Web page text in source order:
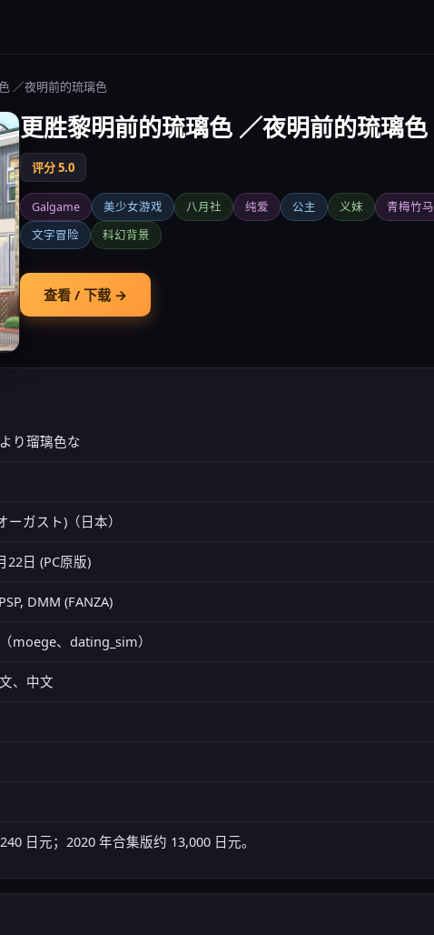
／夜明前的琉璃色
更胜黎明前的琉璃色 ／夜明前的琉璃色
评分 5.0
Galgame 美少女游戏 八月社 纯爱 公主 义妹 青梅竹马
文字冒险
科幻背景
查看 / 下载 →
り瑠璃色な
ーガスト)（日本）
22日 (PC原版)
DMM (FANZA)
moege、dating_sim）
、中文
日元；2020 年合集版约 13,000 日元。